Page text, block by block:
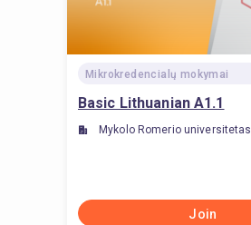
Mikrokredencialų mokymai
Basic Lithuanian A1.1
Mykolo Romerio universitetas
Join